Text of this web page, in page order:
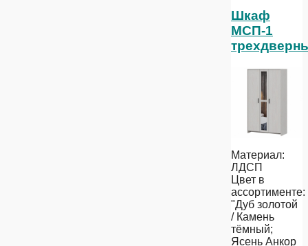
Шкаф
МСП-1
Материал:
ЛДСП
Цвет в
ассортименте:
"Дуб золотой
/ Камень
тёмный;
Ясень Анкор